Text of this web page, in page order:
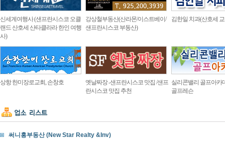
신세계여행사 (샌프란시스코 오클
랜드 산호세 산타클라라 한인 여행
사)
강상철부동산(산라몬/이스트베이/
샌프란시스코 부동산)
김한일 치과(산호세
상항 한미장로교회, 손창호
옛날짜장 -샌프란시스코 맛집 /샌프
란시스코 맛집 추천
실리콘밸리 골프아카
골프레슨
써니홍부동산 (New Star Realty &Inv)